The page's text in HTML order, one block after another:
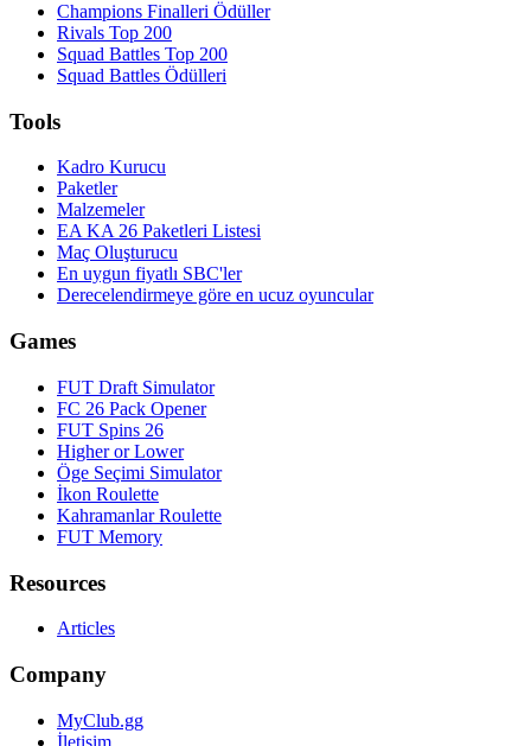
Champions Finalleri Ödüller
Rivals Top 200
Squad Battles Top 200
Squad Battles Ödülleri
Tools
Kadro Kurucu
Paketler
Malzemeler
EA KA 26 Paketleri Listesi
Maç Oluşturucu
En uygun fiyatlı SBC'ler
Derecelendirmeye göre en ucuz oyuncular
Games
FUT Draft Simulator
FC 26 Pack Opener
FUT Spins 26
Higher or Lower
Öge Seçimi Simulator
İkon Roulette
Kahramanlar Roulette
FUT Memory
Resources
Articles
Company
MyClub.gg
İletişim